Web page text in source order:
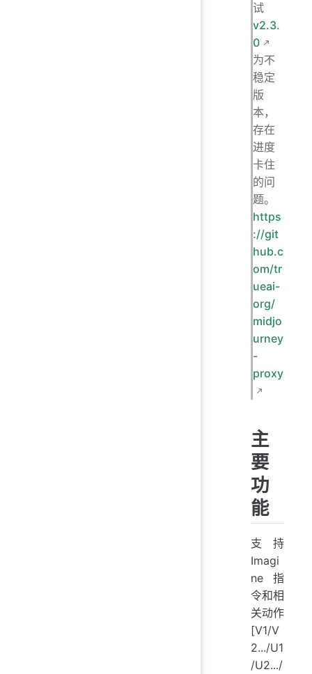
试
v2.3.
0
为不
稳定
版
本，
存在
进度
卡住
的问
题。
https
://git
hub.c
om/tr
ueai-
org/
midjo
urney
-
proxy
主
要
功
能
支持
Imagi
ne 指
令和相
关动作
[V1/V
2.../U1
/U2.../